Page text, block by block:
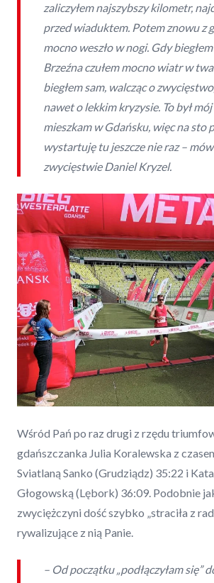
zaliczyłem najszybszy kilometr,
przed wiaduktem. Potem znowu z
mocno weszło w nogi. Gdy
Brzeźna czułem mocno wiatr w
biegłem sam, walcząc o
nawet o lekkim kryzysie. To był
mieszkam w Gdańsku, więc na sto
wystartuję tu jeszcze nie raz –
zwycięstwie Daniel Kryzel.
Wśród Pań po raz drugi z rzędu
gdańszczanka Julia Koralewska z
Sviatlaną Sanko (Grudziądz) 35:22 i
Głogowską (Lębork) 36:09. Podobnie
zwyciężczyni dość szybko „straciła z
rywalizujące z nią Panie.
– Od początku „podłączyłam się”